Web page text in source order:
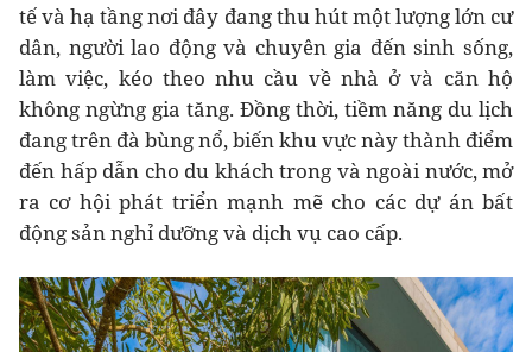
tế và hạ tầng nơi đây đang thu hút một lượng lớn cư
dân, người lao động và chuyên gia đến sinh sống,
làm việc, kéo theo nhu cầu về nhà ở và căn hộ
không ngừng gia tăng. Đồng thời, tiềm năng du lịch
đang trên đà bùng nổ, biến khu vực này thành điểm
đến hấp dẫn cho du khách trong và ngoài nước, mở
ra cơ hội phát triển mạnh mẽ cho các dự án bất
động sản nghỉ dưỡng và dịch vụ cao cấp.